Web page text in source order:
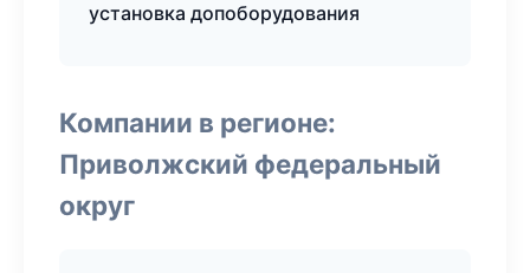
установка допоборудования
Компании в регионе:
Приволжский федеральный
округ